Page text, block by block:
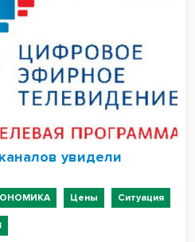
увидели
Цены Ситуация